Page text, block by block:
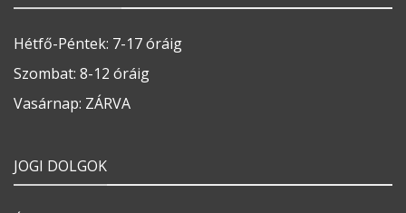
Hétfő-Péntek: 7-17 óráig
Szombat: 8-12 óráig
Vasárnap: ZÁRVA
JOGI DOLGOK